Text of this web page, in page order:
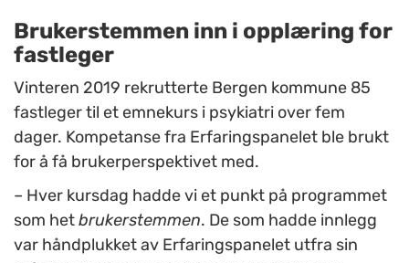
Brukerstemmen inn i opplæring for
fastleger
Vinteren 2019 rekrutterte Bergen kommune 85
fastleger til et emnekurs i psykiatri over fem
dager. Kompetanse fra Erfaringspanelet ble brukt
for å få brukerperspektivet med.
– Hver kursdag hadde vi et punkt på programmet
som hetbrukerstemmen. De som hadde innlegg
var håndplukket av Erfaringspanelet utfra sin